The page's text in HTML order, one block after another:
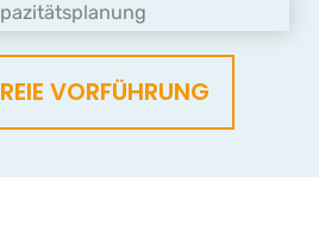
VORFÜHRUNG